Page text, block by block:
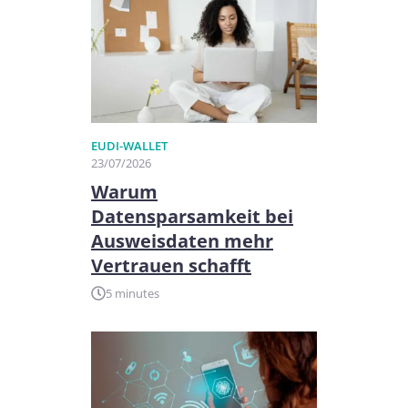
EUDI-WALLET
23/07/2026
Warum
Datensparsamkeit bei
Ausweisdaten mehr
Vertrauen schafft
5 minutes